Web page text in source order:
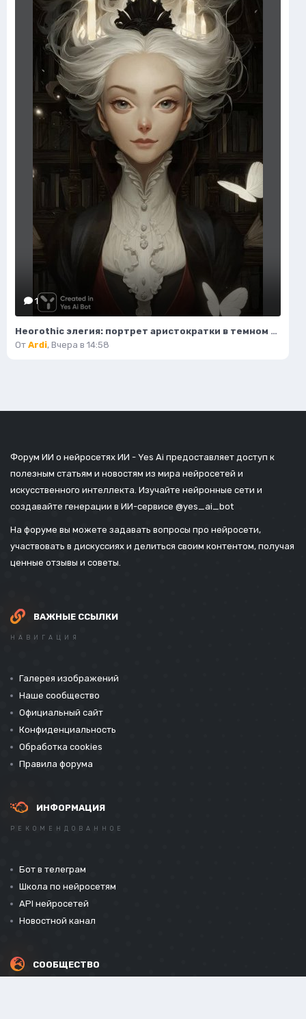
1
Неогothic элегия: портрет аристократки в темном величии библиотеки. Картинка из нейронной сети Миджорни
От Ardi, Вчера в 14:58
Форум ИИ о нейросетях ИИ - Yes Ai предоставляет доступ к
полезным статьям и новостям из мира нейросетей и
искусственного интеллекта. Изучайте нейронные сети и
создавайте генерации в ИИ-сервисе @yes_ai_bot
На форуме вы можете задавать вопросы про нейросети,
участвовать в дискуссиях и делиться своим контентом, получая
ценные отзывы и советы.
ВАЖНЫЕ ССЫЛКИ
НАВИГАЦИЯ
Галерея изображений
Наше сообщество
Официальный сайт
Конфиденциальность
Обработка cookies
Правила форума
ИНФОРМАЦИЯ
РЕКОМЕНДОВАННОЕ
Бот в телеграм
Школа по нейросетям
API нейросетей
Новостной канал
СООБЩЕСТВО